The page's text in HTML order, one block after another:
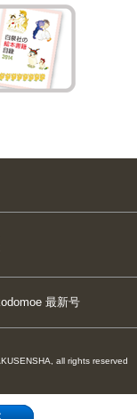
最新号
all rights reserved